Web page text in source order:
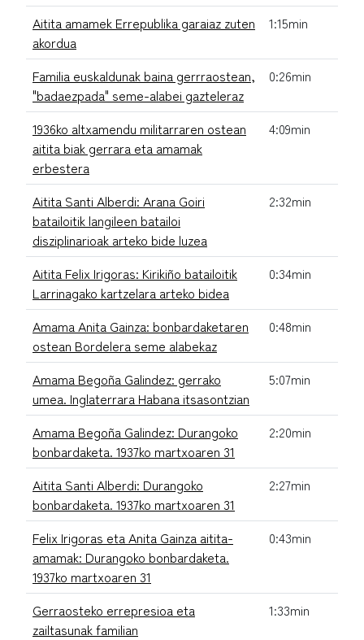
Aitita amamek Errepublika garaiaz zuten
akordua
1:15min
Familia euskaldunak baina gerrraostean,
"badaezpada" seme-alabei gazteleraz
0:26min
1936ko altxamendu militarraren ostean
aitita biak gerrara eta amamak
erbestera
4:09min
Aitita Santi Alberdi: Arana Goiri
batailoitik langileen batailoi
disziplinarioak arteko bide luzea
2:32min
Aitita Felix Irigoras: Kirikiño batailoitik
Larrinagako kartzelara arteko bidea
0:34min
Amama Anita Gainza: bonbardaketaren
ostean Bordelera seme alabekaz
0:48min
Amama Begoña Galindez: gerrako
umea. Inglaterrara Habana itsasontzian
5:07min
Amama Begoña Galindez: Durangoko
bonbardaketa. 1937ko martxoaren 31
2:20min
Aitita Santi Alberdi: Durangoko
bonbardaketa. 1937ko martxoaren 31
2:27min
Felix Irigoras eta Anita Gainza aitita-
amamak: Durangoko bonbardaketa.
1937ko martxoaren 31
0:43min
Gerraosteko errepresioa eta
zailtasunak familian
1:33min